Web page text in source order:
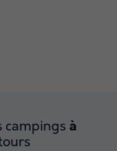
campings à